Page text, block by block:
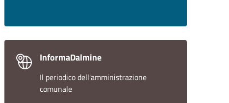
InformaDalmine
Il periodico dell'amministrazione
comunale